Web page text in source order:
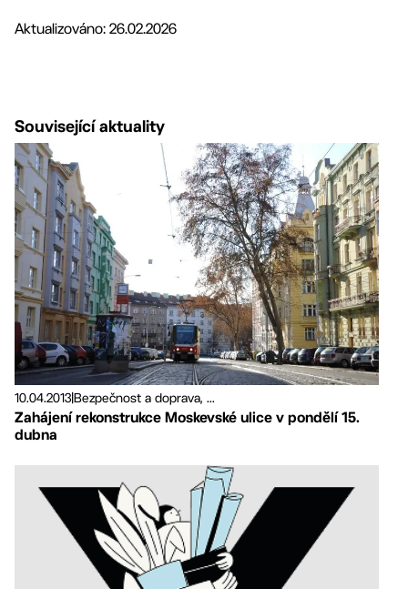
Aktualizováno: 26.02.2026
Související aktuality
10.04.2013Bezpečnost a doprava, ...
Zahájení rekonstrukce Moskevské ulice v pondělí 15.
dubna